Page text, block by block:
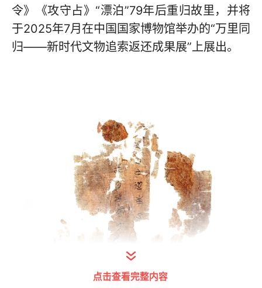
令》《攻守占》“漂泊”79年后重归故里，并将
于2025年7月在中国国家博物馆举办的“万里同
归——新时代文物追索返还成果展”上展出。
点击查看完整内容